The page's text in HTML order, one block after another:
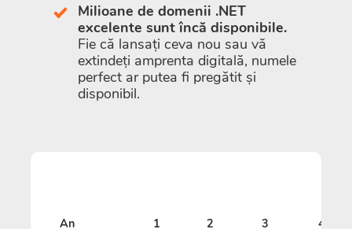
Milioane de domenii .NET
excelente sunt încă disponibile.
Fie că lansați ceva nou sau vă
extindeți amprenta digitală, numele
perfect ar putea fi pregătit și
disponibil.
An 1 2 3 4